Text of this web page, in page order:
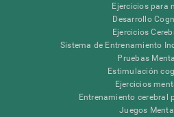
Ejercicios para
Desarrollo
Ejercicios
Sistema de Entrenamiento
Pruebas
Estimulación
Ejercicios
Entrenamiento cerebral
Juegos